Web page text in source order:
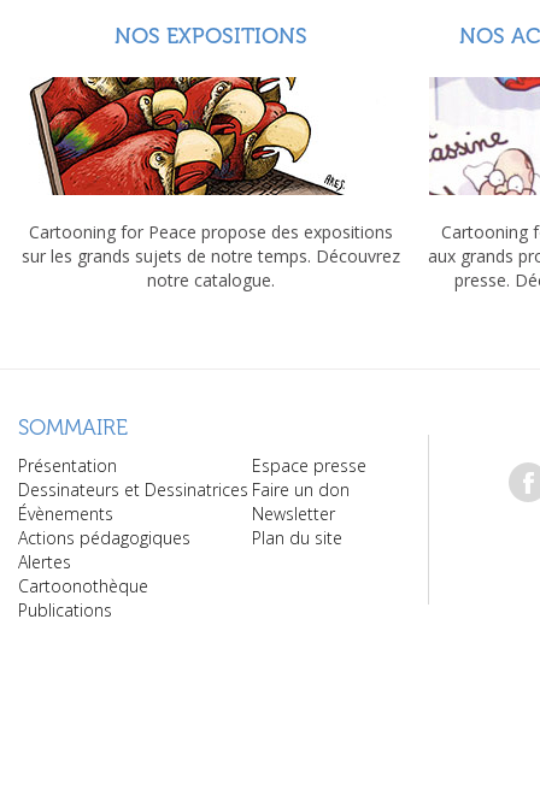
NOS EXPOSITIONS
Cartooning for Peace propose des expositions
sur les grands sujets de notre temps. Découvrez
notre catalogue.
NOS
Cartooning
aux grands
presse.
SOMMAIRE
Présentation
Dessinateurs et Dessinatrices
Évènements
Actions pédagogiques
Alertes
Cartoonothèque
Publications
Espace presse
Faire un don
Newsletter
Plan du site